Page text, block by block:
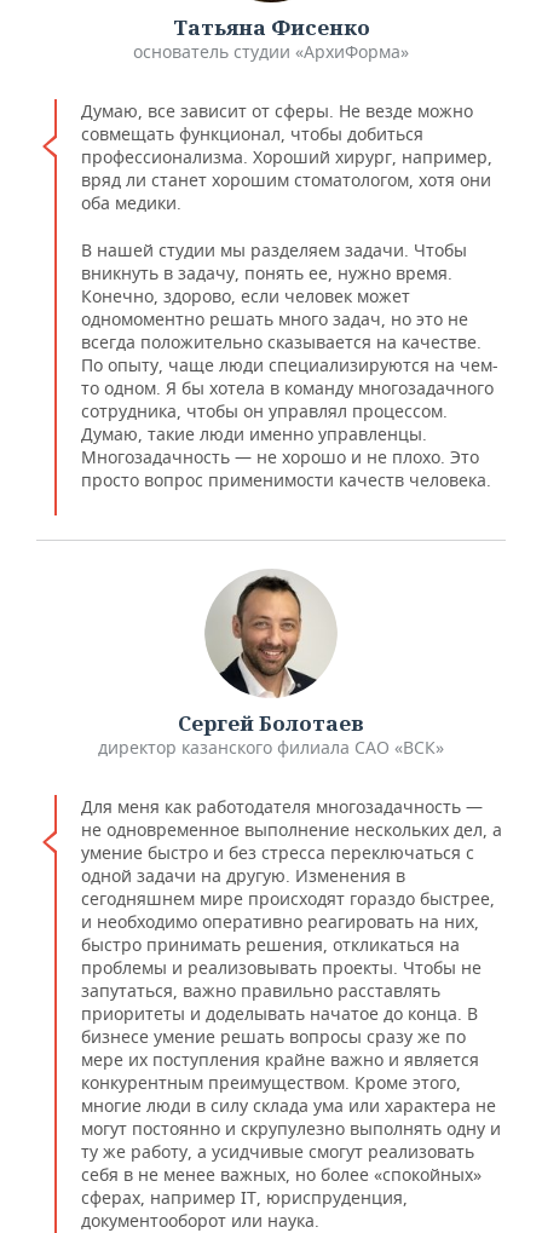
Татьяна Фисенко
основатель студии «АрхиФорма»
Думаю, все зависит от сферы. Не везде можно
совмещать функционал, чтобы добиться
профессионализма. Хороший хирург, например,
вряд ли станет хорошим стоматологом, хотя они
оба медики.
В нашей студии мы разделяем задачи. Чтобы
вникнуть в задачу, понять ее, нужно время.
Конечно, здорово, если человек может
одномоментно решать много задач, но это не
всегда положительно сказывается на качестве.
По опыту, чаще люди специализируются на чем-
то одном. Я бы хотела в команду многозадачного
сотрудника, чтобы он управлял процессом.
Думаю, такие люди именно управленцы.
Многозадачность — не хорошо и не плохо. Это
просто вопрос применимости качеств человека.
Сергей Болотаев
директор казанского филиала САО «ВСК»
Для меня как работодателя многозадачность —
не одновременное выполнение нескольких дел, а
умение быстро и без стресса переключаться с
одной задачи на другую. Изменения в
сегодняшнем мире происходят гораздо быстрее,
и необходимо оперативно реагировать на них,
быстро принимать решения, откликаться на
проблемы и реализовывать проекты. Чтобы не
запутаться, важно правильно расставлять
приоритеты и доделывать начатое до конца. В
бизнесе умение решать вопросы сразу же по
мере их поступления крайне важно и является
конкурентным преимуществом. Кроме этого,
многие люди в силу склада ума или характера не
могут постоянно и скрупулезно выполнять одну и
ту же работу, а усидчивые смогут реализовать
себя в не менее важных, но более «спокойных»
сферах, например IT, юриспруденция,
документооборот или наука.